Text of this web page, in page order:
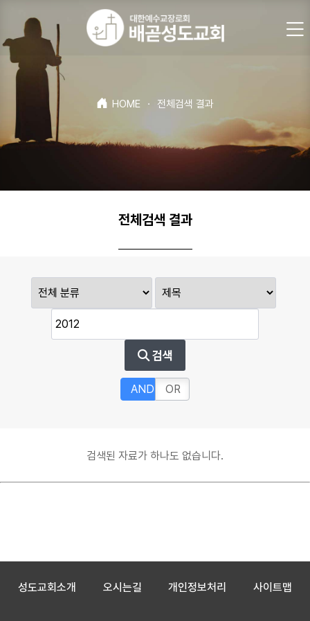
HOME · 전체검색 결과
전체검색 결과
검색
AND OR
검색된 자료가 하나도 없습니다.
성도교회소개 오시는길 개인정보처리 사이트맵